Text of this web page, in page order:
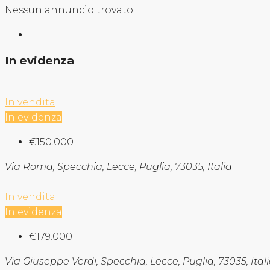
Nessun annuncio trovato.
In evidenza
In vendita
In evidenza
€150.000
Via Roma, Specchia, Lecce, Puglia, 73035, Italia
In vendita
In evidenza
€179.000
Via Giuseppe Verdi, Specchia, Lecce, Puglia, 73035,